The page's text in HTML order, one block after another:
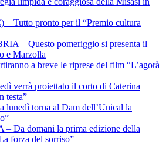
Tutto pronto per il “Premio cultura
– Questo pomeriggio si presenta il
e Marzolla
a breve le riprese del film “L’agorà
verrà proiettato il corto di Caterina
testa”
lunedì torna al Dam dell’Unical la
Da domani la prima edizione della
forza del sorriso”